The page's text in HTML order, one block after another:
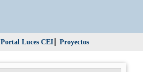
Portal Luces CEI Proyectos